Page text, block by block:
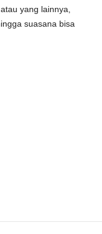
yang lainnya,
suasana bisa